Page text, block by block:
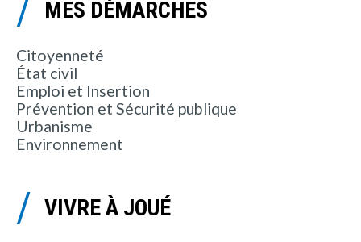
MES DÉMARCHES
Citoyenneté
État civil
Emploi et Insertion
Prévention et Sécurité publique
Urbanisme
Environnement
VIVRE À JOUÉ